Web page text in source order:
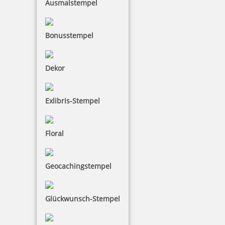
Ausmalstempel
Bonusstempel
Dekor
Exlibris-Stempel
Floral
Geocachingstempel
Glückwunsch-Stempel
ID Protector mit Gehäuse blau
11,89 €